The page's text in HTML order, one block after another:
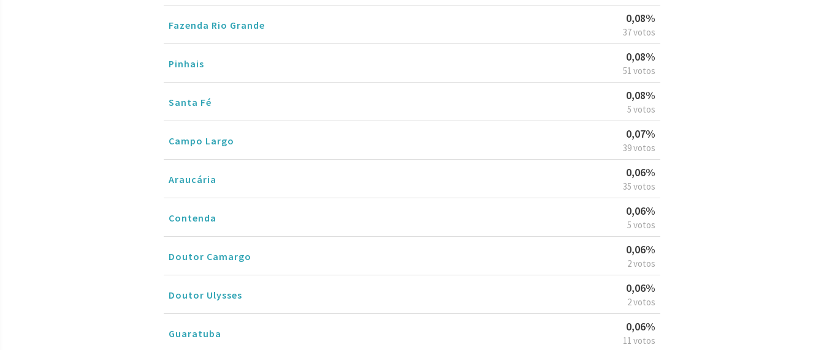
Fazenda Rio Grande
0,08%
37 votos
Pinhais
0,08%
51 votos
Santa Fé
0,08%
5 votos
Campo Largo
0,07%
39 votos
Araucária
0,06%
35 votos
Contenda
0,06%
5 votos
Doutor Camargo
0,06%
2 votos
Doutor Ulysses
0,06%
2 votos
Guaratuba
0,06%
11 votos